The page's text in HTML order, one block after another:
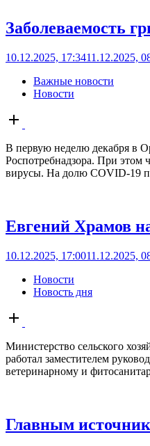
Заболеваемость
10.12.2025, 17:3411.12.2025,
Важные новости
Новости
Open
post
В первую неделю декабря в
Роспотребнадзора. При
вирусы. На долю COVID-19
Евгений Храмов
10.12.2025, 17:0011.12.2025,
Новости
Новость дня
Open
post
Министерство сельского
работал заместителем
ветеринарному и
Главным